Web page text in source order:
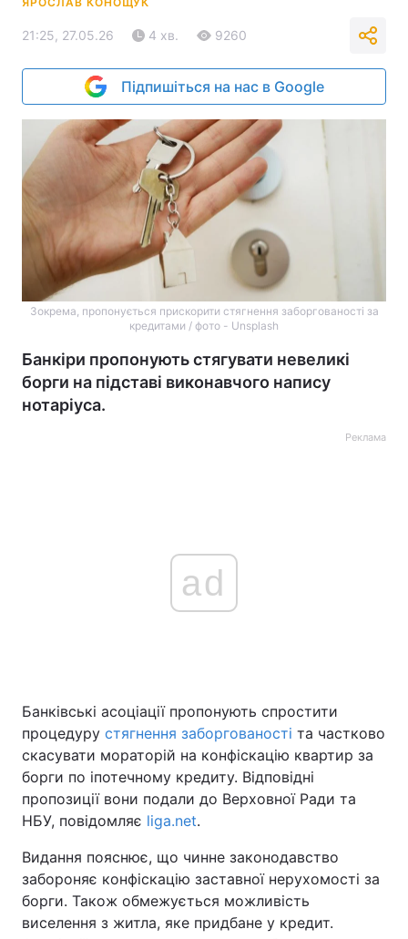
21:25, 27.05.26 4 хв. 9260
Підпишіться на нас в Google
Зокрема, пропонується прискорити стягнення заборгованості за
кредитами / фото - Unsplash
Банкіри пропонують стягувати невеликі
борги на підставі виконавчого напису
нотаріуса.
Реклама
ad
Банківські асоціації пропонують спростити
процедуру стягнення заборгованості та частково
скасувати мораторій на конфіскацію квартир за
борги по іпотечному кредиту. Відповідні
пропозиції вони подали до Верховної Ради та
НБУ, повідомляє liga.net.
Видання пояснює, що чинне законодавство
забороняє конфіскацію заставної нерухомості за
борги. Також обмежується можливість
виселення з житла, яке придбане у кредит.